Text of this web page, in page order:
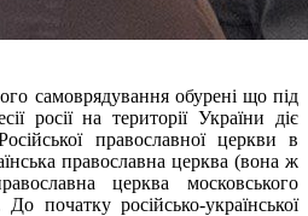
самоврядування обурені що під
росії на території України діє
православної церкви в
православна церква (вона ж
церква московського
початку російсько-української